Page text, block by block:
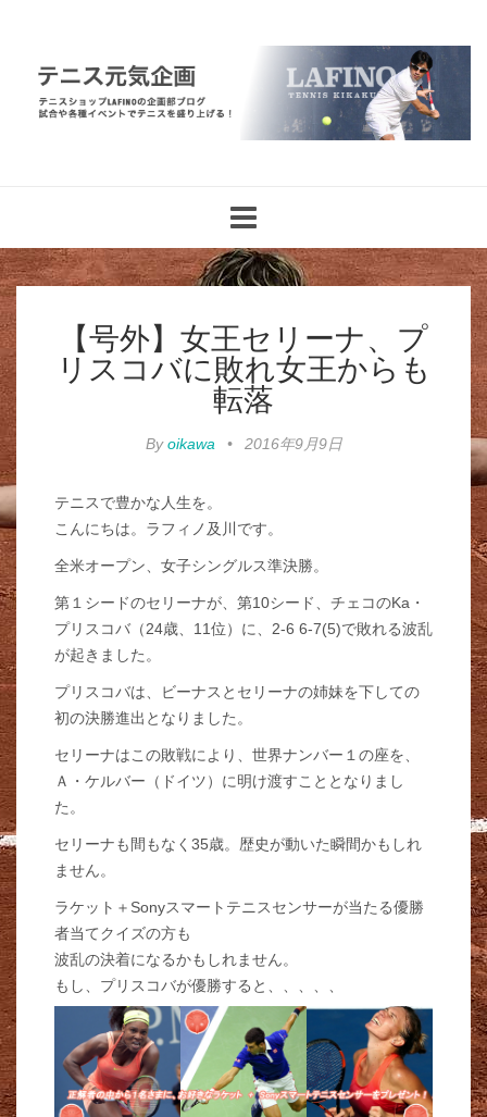
navigation
【号外】女王セリーナ、プ
リスコバに敗れ女王からも
転落
Byoikawa • 2016年9月9日
テニスで豊かな人生を。
こんにちは。ラフィノ及川です。
全米オープン、女子シングルス準決勝。
第１シードのセリーナが、第10シード、チェコのKa・
プリスコバ（24歳、11位）に、2-6 6-7(5)で敗れる波乱
が起きました。
プリスコバは、ビーナスとセリーナの姉妹を下しての
初の決勝進出となりました。
セリーナはこの敗戦により、世界ナンバー１の座を、
Ａ・ケルバー（ドイツ）に明け渡すこととなりまし
た。
セリーナも間もなく35歳。歴史が動いた瞬間かもしれ
ません。
ラケット＋Sonyスマートテニスセンサーが当たる優勝
者当てクイズの方も
波乱の決着になるかもしれません。
もし、プリスコバが優勝すると、、、、、